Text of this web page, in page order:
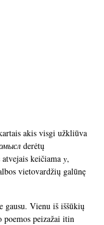
akis visgi užkliūva
derėtų
atvejais keičiama y,
vietovardžių galūnę
gausu. Vienu iš iššūkių
peizažai itin